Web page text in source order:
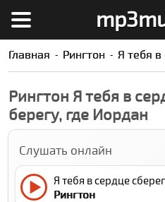
Главная Рингтон Я тебя в
Рингтон Я тебя в
берегу, где Иордан
Слушать онлайн
Я тебя в сердце
Рингтон